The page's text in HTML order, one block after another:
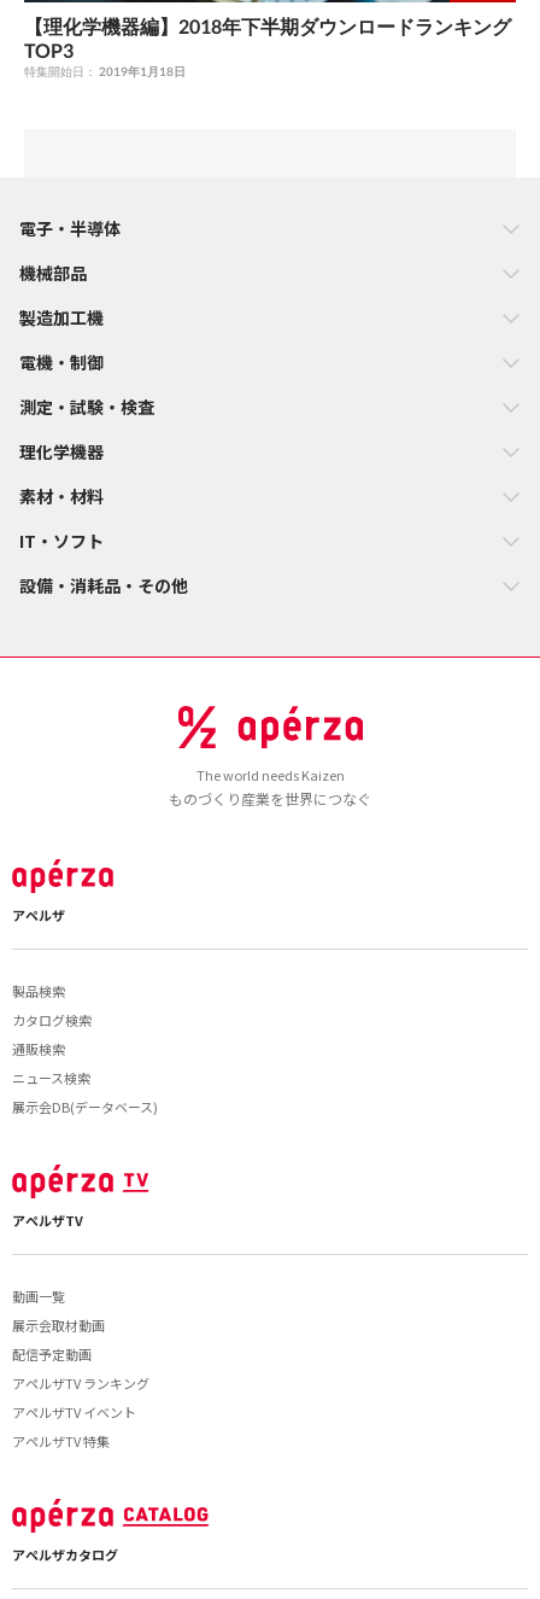
【理化学機器編】2018年下半期ダウンロードランキング
TOP3
特集開始日： 2019年1月18日
電子・半導体
機械部品
製造加工機
電機・制御
測定・試験・検査
理化学機器
素材・材料
IT・ソフト
設備・消耗品・その他
The world needs Kaizen
ものづくり産業を世界につなぐ
アペルザ
製品検索
カタログ検索
通販検索
ニュース検索
展示会DB(データベース)
アペルザTV
動画一覧
展示会取材動画
配信予定動画
アペルザTV ランキング
アペルザTV イベント
アペルザTV 特集
アペルザカタログ